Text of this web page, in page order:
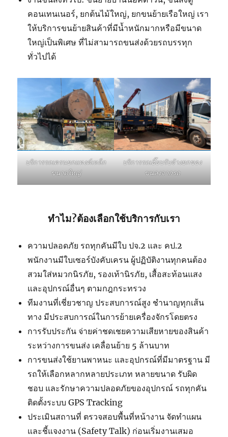
คอนเทนเนอร์, ยกต้นไม้ใหญ่, ยกขนย้ายเรือใหญ่ เรา
ให้บริการขนย้ายสินค้าที่มีน้ำหนักมากหรือมีขนาด
ใหญ่เป็นพิเศษ ที่ไม่สามารถขนส่งด้วยรถบรรทุก
ทั่วไปได้
บริการรถเครนยกแทงค์เหล็ก
ขนาดใหญ่
บริการรถเฮี๊ยบรับจ้างยกของ
ขนลงจากรถ
ทำไม?ต้องเลือกใช้บริการกับเรา
ความปลอดภัย รถทุกคันมีใบ ปจ.2 และ คป.2
พนักงานมีใบเซอร์บังคับเครน ผู้ปฏิบัติงานทุกคนต้อง
สวมใส่หมวกนิรภัย, รองเท้านิรภัย, เสื้อสะท้อนแสง
และอุปกรณ์อื่นๆ ตามกฎกระทรวง
ทีมงานที่เชี่ยวชาญ ประสบการณ์สูง ชำนาญทุกเส้น
ทาง มีประสบการณ์ในการย้ายเครื่องจักรโดยตรง
การรับประกัน จ่ายค่าชดเชยความเสียหายของสินค้า
ระหว่างการขนส่ง เคลื่อนย้าย 5 ล้านบาท
การขนส่งใช้ยานพาหนะ และอุปกรณ์ที่มีมาตรฐาน มี
รถให้เลือกหลากหลายประเภท หลายขนาด รับผิด
ชอบ และรักษาความปลอดภัยของอุปกรณ์ รถทุกคัน
ติดตั้งระบบ GPS Tracking
ประเมินสถานที่ ตรวจสอบพื้นที่หน้างาน จัดทำแผน
และชี้แจงงาน (Safety Talk) ก่อนเริ่มงานเสมอ